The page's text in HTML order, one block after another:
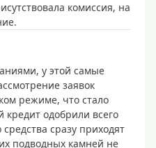
комиссия, на
у этой самые
заявок
режиме, что стало
кредит одобрили всего
сразу приходят
подводных камней не